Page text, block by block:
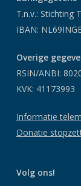
T.n.v.: Stichting
IBAN:
Overige
RSIN/ANBI:
KVK: 41173993
Informatie
Donatie
Volg ons!